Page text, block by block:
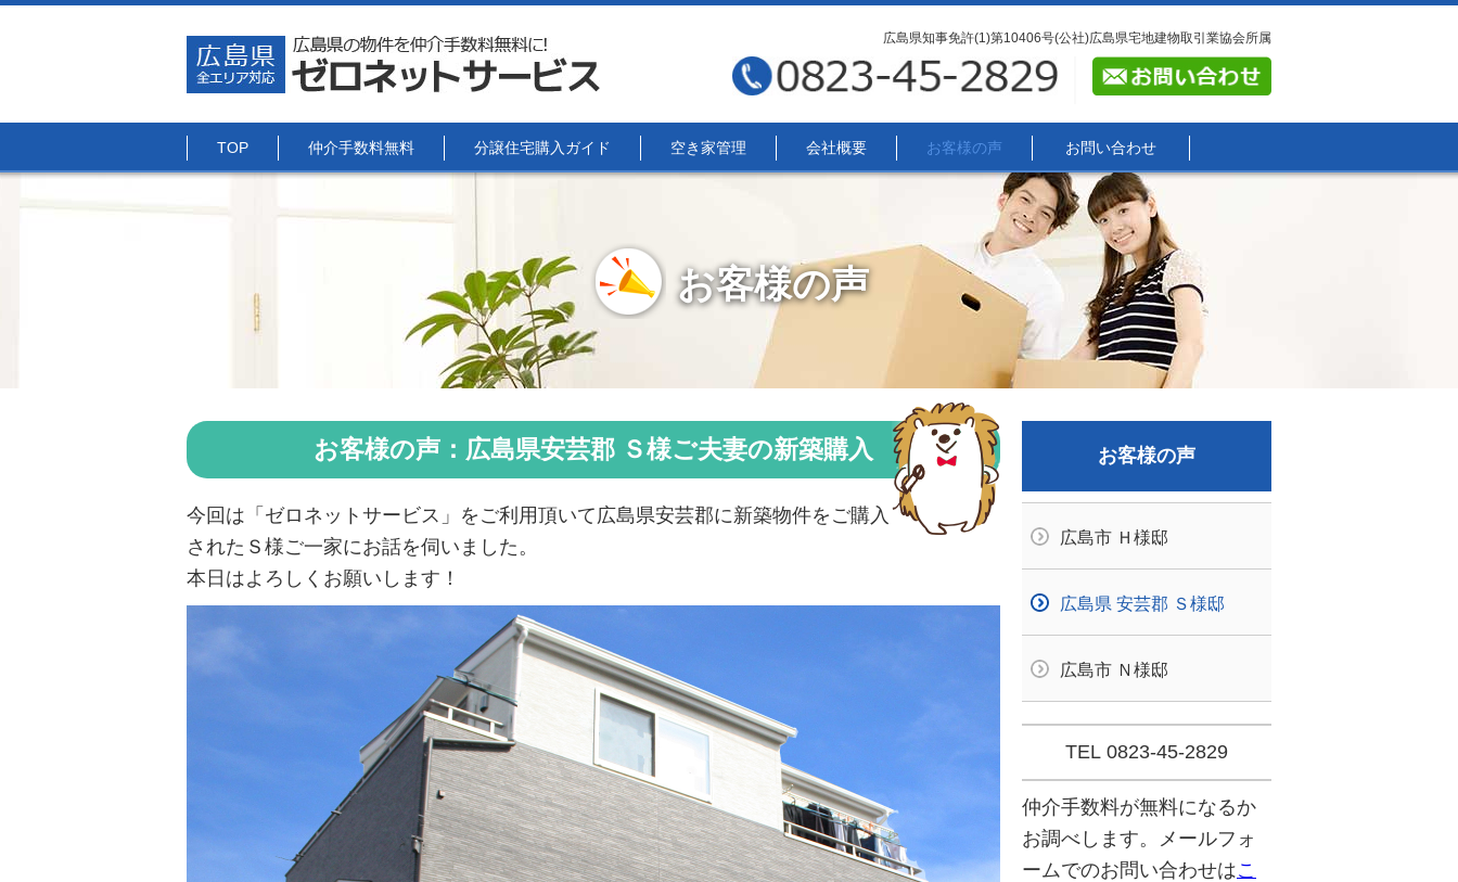
広島県知事免許(1)第10406号(公社)広島県宅地建物取引業協会所属
TOP 仲介手数料無料 分譲住宅購入ガイド 空き家管理 会社概要 お客様の声 お問い合わせ
お客様の声
お客様の声：広島県安芸郡 Ｓ様ご夫妻の新築購入
今回は「ゼロネットサービス」をご利用頂いて広島県安芸郡に新築物件をご購入
されたＳ様ご一家にお話を伺いました。
本日はよろしくお願いします！
お客様の声
広島市 Ｈ様邸
広島県 安芸郡 Ｓ様邸
広島市 Ｎ様邸
TEL 0823-45-2829
仲介手数料が無料になるか
お調べします。メールフォ
ームでのお問い合わせはこ